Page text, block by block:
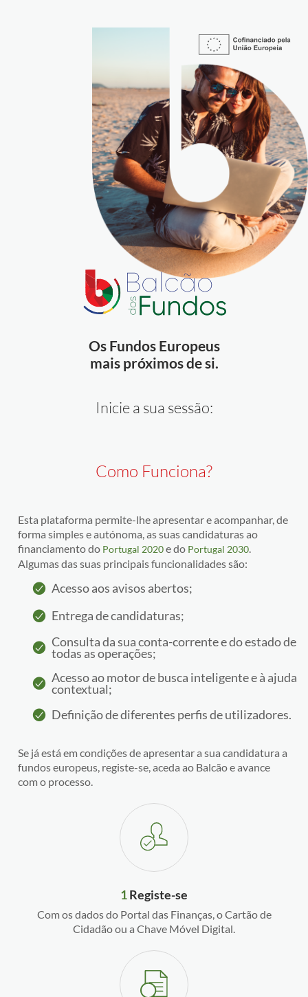
Os Fundos Europeus
mais próximos de si.
Inicie a sua sessão:
Como Funciona?
Esta plataforma permite-lhe apresentar e acompanhar, de
forma simples e autónoma, as suas candidaturas ao
financiamento do Portugal 2020e do Portugal 2030
Algumas das suas principais funcionalidades são:
Acesso aos avisos abertos;
Entrega de candidaturas;
Consulta da sua conta-corrente e do estado de
todas as operações;
Acesso ao motor de busca inteligente e à ajuda
contextual;
Definição de diferentes perfis de utilizadores.
Se já está em condições de apresentar a sua candidatura a
fundos europeus, registe-se, aceda ao Balcão e avance
com o processo.
1Registe-se
Com os dados do Portal das Finanças, o Cartão de
Cidadão ou a Chave Móvel Digital.